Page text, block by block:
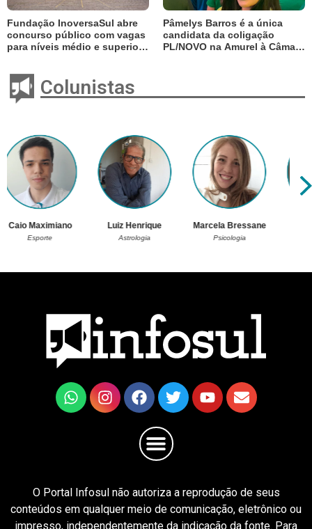
Fundação InoversaSul abre
concurso público com vagas
para níveis médio e superior;
Pâmelys Barros é a única
candidata da coligação
PL/NOVO na Amurel à Câmara
Colunistas
Luiz Henrique
Astrologia
Marcela Bressane
Psicologia
Luciellen Lima
Inclusão
O Portal Infosul não autoriza a reprodução de seus
conteúdos em qualquer meio de comunicação, eletrônico ou
impresso, independentemente da indicação da fonte. Para